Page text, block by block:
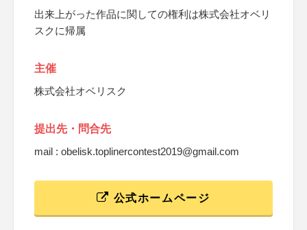
出来上がった作品に関しての権利は株式会社オベリ
スクに帰属
主催
株式会社オベリスク
提出先・問合先
mail : obelisk.toplinercontest2019@gmail.com
公式ホームページ